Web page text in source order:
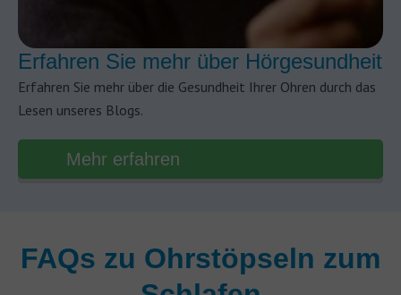
Erfahren Sie mehr über Hörgesundheit
Erfahren Sie mehr über die Gesundheit Ihrer Ohren durch das
Lesen unseres Blogs.
Mehr erfahren
FAQs zu Ohrstöpseln zum